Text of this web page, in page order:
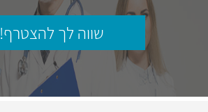
שווה לך להצטרף!